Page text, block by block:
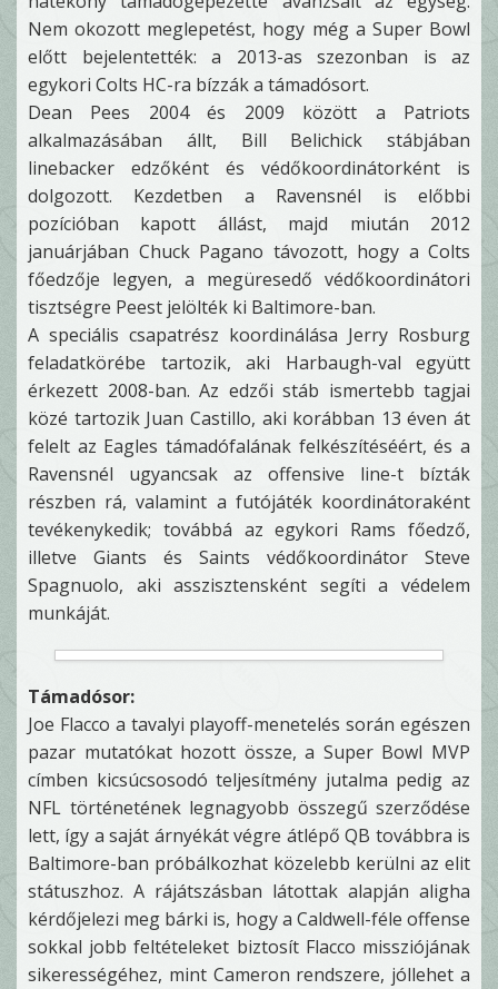
Nem okozott meglepetést, hogy még a Super Bowl
előtt bejelentették: a 2013-as szezonban is az
egykori Colts HC-ra bízzák a támadósort.
Dean Pees 2004 és 2009 között a Patriots
alkalmazásában állt, Bill Belichick stábjában
linebacker edzőként és védőkoordinátorként is
dolgozott. Kezdetben a Ravensnél is előbbi
pozícióban kapott állást, majd miután 2012
januárjában Chuck Pagano távozott, hogy a Colts
főedzője legyen, a megüresedő védőkoordinátori
tisztségre Peest jelölték ki Baltimore-ban.
A speciális csapatrész koordinálása Jerry Rosburg
feladatkörébe tartozik, aki Harbaugh-val együtt
érkezett 2008-ban. Az edzői stáb ismertebb tagjai
közé tartozik Juan Castillo, aki korábban 13 éven át
felelt az Eagles támadófalának felkészítéséért, és a
Ravensnél ugyancsak az offensive line-t bízták
részben rá, valamint a futójáték koordinátoraként
tevékenykedik; továbbá az egykori Rams főedző,
illetve Giants és Saints védőkoordinátor Steve
Spagnuolo, aki asszisztensként segíti a védelem
munkáját.
Támadósor:
Joe Flacco a tavalyi playoff-menetelés során egészen
pazar mutatókat hozott össze, a Super Bowl MVP
címben kicsúcsosodó teljesítmény jutalma pedig az
NFL történetének legnagyobb összegű szerződése
lett, így a saját árnyékát végre átlépő QB továbbra is
Baltimore-ban próbálkozhat közelebb kerülni az elit
státuszhoz. A rájátszásban látottak alapján aligha
kérdőjelezi meg bárki is, hogy a Caldwell-féle offense
sokkal jobb feltételeket biztosít Flacco missziójának
sikerességéhez, mint Cameron rendszere, jóllehet a